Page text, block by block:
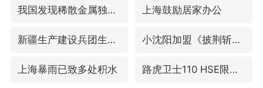
我国发现稀散金属独立新矿物——乌斯河锗矿 上海鼓励居家办公
新疆生产建设兵团生态环境局原局长被查 小沈阳加盟《披荆斩棘》
上海暴雨已致多处积水 路虎卫士110 HSE限时降价